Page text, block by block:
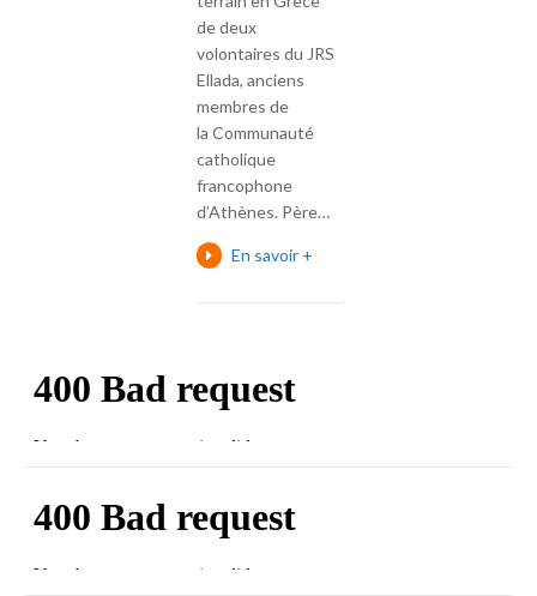
de deux
volontaires du JRS
Ellada, anciens
membres de
la Communauté
catholique
francophone
d’Athènes. Père…
En savoir +